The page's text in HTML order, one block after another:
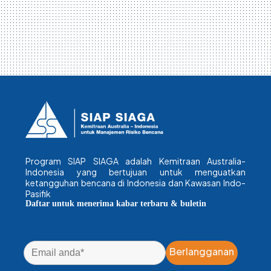
Program SIAP SIAGA adalah Kemitraan Australia-
Indonesia yang bertujuan untuk menguatkan
ketangguhan bencana di Indonesia dan Kawasan Indo-
Pasifik
Daftar untuk menerima kabar terbaru & buletin